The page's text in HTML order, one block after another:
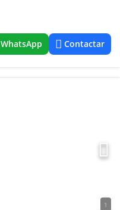
WhatsApp Contactar
1